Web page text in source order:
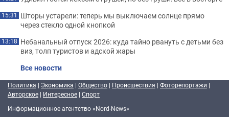
15:31 Шторы устарели: теперь мы выключаем солнце прямо
через стекло одной кнопкой
13:18 Небанальный отпуск 2026: куда тайно рвануть с детьми без
виз, толп туристов и адской жары
Все новости
Политика | Экономика | Общество | Происшествия | Фоторепортажи |
Авторское | Интересное | Спорт
Информационное агентство «Nord-News»